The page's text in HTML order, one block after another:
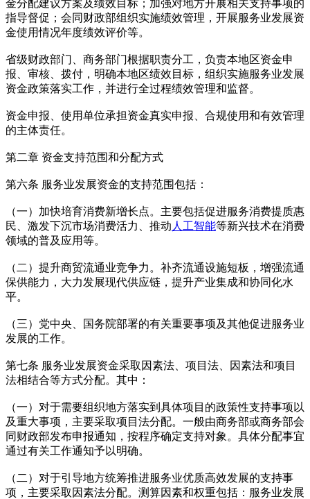
金分配建议方案及绩效目标；加强对地方开展相关支持事项的
指导督促；会同财政部组织实施绩效管理，开展服务业发展资
金使用情况年度绩效评价等。
省级财政部门、商务部门根据职责分工，负责本地区资金申
报、审核、拨付，明确本地区绩效目标，组织实施服务业发展
资金政策落实工作，并进行全过程绩效管理和监督。
资金申报、使用单位承担资金真实申报、合规使用和有效管理
的主体责任。
第二章 资金支持范围和分配方式
第六条 服务业发展资金的支持范围包括：
（一）加快培育消费新增长点。主要包括促进服务消费提质惠
民、激发下沉市场消费活力、推动 人工智能等新兴技术在消费
领域的普及应用等。
（二）提升商贸流通业竞争力。补齐流通设施短板，增强流通
保供能力，大力发展现代供应链，提升产业集成和协同化水
平。
（三）党中央、国务院部署的有关重要事项及其他促进服务业
发展的工作。
第七条 服务业发展资金采取因素法、项目法、因素法和项目
法相结合等方式分配。其中：
（一）对于需要组织地方落实到具体项目的政策性支持事项以
及重大事项，主要采取项目法分配。一般由商务部或商务部会
同财政部发布申报通知，按程序确定支持对象。具体分配事宜
通过有关工作通知予以明确。
（二）对于引导地方统筹推进服务业优质高效发展的支持事
项，主要采取因素法分配。测算因素和权重包括：服务业发展